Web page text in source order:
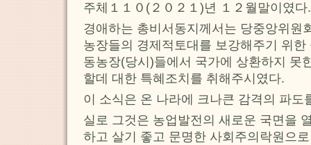
주체１１０(２０２１)년 １２월말이였다.
경애하는 총비서동지께서는 당중앙위원
농장들의 경제적토대를 보강해주기 위
동농장(당시)들에서 국가에 상환하지 못
할데 대한 특혜조치를 취해주시였다.
이 소식은 온 나라에 크나큰 감격의 파도
실로 그것은 농업발전의 새로운 국면을
하고 살기 좋고 문명한 사회주의락원으